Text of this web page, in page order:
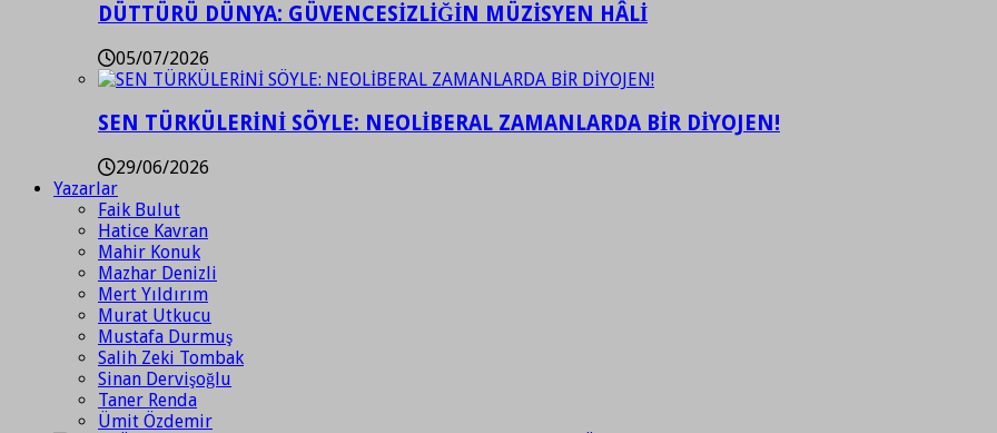
DÜTTÜRÜ DÜNYA: GÜVENCESİZLİĞİN MÜZİSYEN HÂLİ
05/07/2026
SEN TÜRKÜLERİNİ SÖYLE: NEOLİBERAL ZAMANLARDA BİR DİYOJEN!
29/06/2026
Yazarlar
Faik Bulut
Hatice Kavran
Mahir Konuk
Mazhar Denizli
Mert Yıldırım
Murat Utkucu
Mustafa Durmuş
Salih Zeki Tombak
Sinan Dervişoğlu
Taner Renda
Ümit Özdemir